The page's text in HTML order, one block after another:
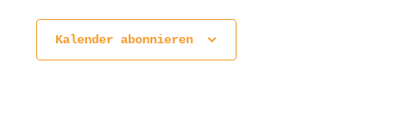
Kalender abonnieren